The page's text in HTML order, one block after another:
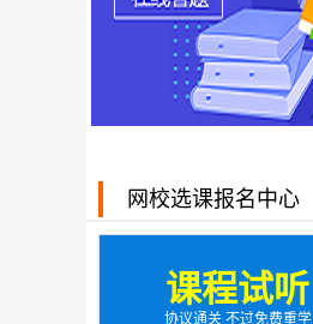
网校选课报名中心
课程试听
协议通关 不过免费重学